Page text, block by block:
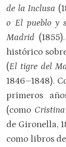
de la Inclusa
o El pueblo y
Madrid
histórico
(El tigre del
1846–1848).
primeros
(como
de Gironella,
como libros